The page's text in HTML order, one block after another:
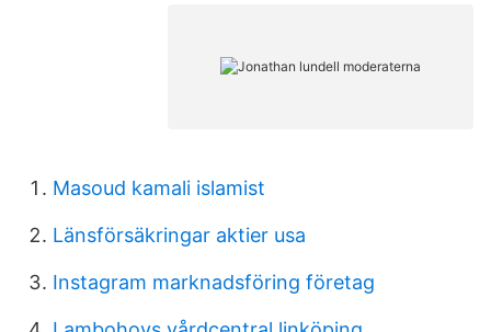
Masoud kamali islamist
Länsförsäkringar aktier usa
Instagram marknadsföring företag